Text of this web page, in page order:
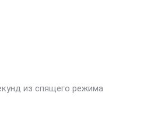
из спящего режима